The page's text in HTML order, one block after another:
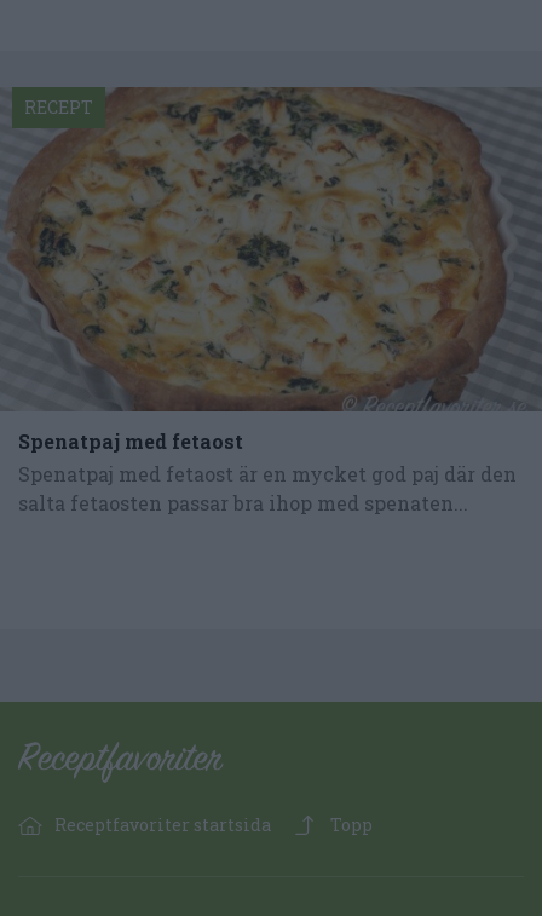
Spenatpaj med fetaost
Spenatpaj med fetaost är en mycket god paj där den
salta fetaosten passar bra ihop med spenaten...
RECEPT
Receptfavoriter startsida Topp